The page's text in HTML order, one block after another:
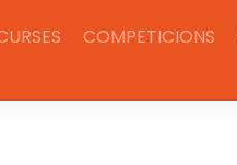
COMPETICIONS